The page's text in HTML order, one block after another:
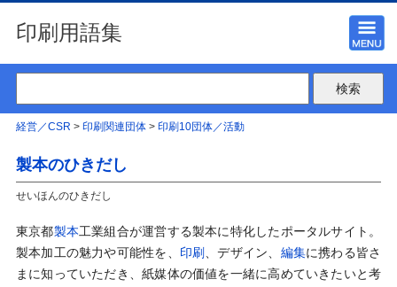
印刷用語集
経営／CSR > 印刷関連団体> 印刷10団体／活動
製本のひきだし
せいほんのひきだし
東京都製本工業組合が運営する製本に特化したポータルサイト。
製本加工の魅力や可能性を、 印刷 、デザイン、 編集に携わる皆さ
まに知っていただき、紙媒体の価値を一緒に高めていきたいと考